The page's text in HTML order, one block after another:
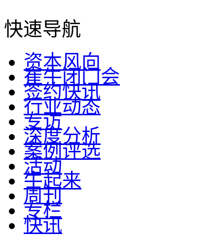
快速导航
资本风向
崔牛闭门会
签约快讯
行业动态
专访
深度分析
案例评选
活动
牛起来
周刊
专栏
快讯